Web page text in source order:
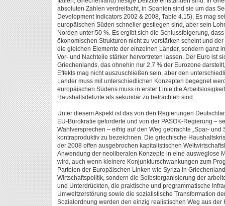
absoluten Zahlen verdreifacht, in Spanien sind sie um das
Development Indicators 2002 & 2008, Table 4.15). Es mag
europäischen Süden schneller gestiegen sind, aber sein
Norden unter 50 %. Es ergibt sich die Schlussfolgerung,
ökonomischen Strukturen nicht zu verstärken scheint und
die gleichen Elemente der einzelnen Länder, sondern ganz
Vor- und Nachteile stärker hervortreten lassen. Der Euro ist
Griechenlands, das ohnehin nur 2,7 % der Eurozone
Effekts mag nicht auszuschließen sein, aber den
Länder muss mit unterschiedlichen Konzepten begegnet
europäischen Südens muss in erster Linie die
Haushaltsdefizite als sekundär zu betrachten sind.
Unter diesem Aspekt ist das von den Regierungen
EU-Bürokratie geforderte und von der PASOK-Regierung –
Wahlversprechen – eifrig auf den Weg gebrachte „Spar- und
kontraproduktiv zu bezeichnen. Die griechische
der 2008 offen ausgebrochen kapitalistischen
Anwendung der neoliberalen Konzepte in eine ausweglose
wird, auch wenn kleinere Konjunkturschwankungen zum
Parteien der Europäischen Linken wie Syriza in
Wirtschaftspolitik, sondern die Selbst­organisierung der
und Unterdrückten, die praktische und programmatische
Umweltzerstörung sowie die sozialistische Transformation
Sozialordnung werden den einzig realistischen Weg aus der